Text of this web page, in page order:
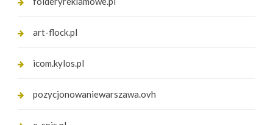
art-flock.pl
icom.kylos.pl
pozycjonowaniewarszawa.ovh